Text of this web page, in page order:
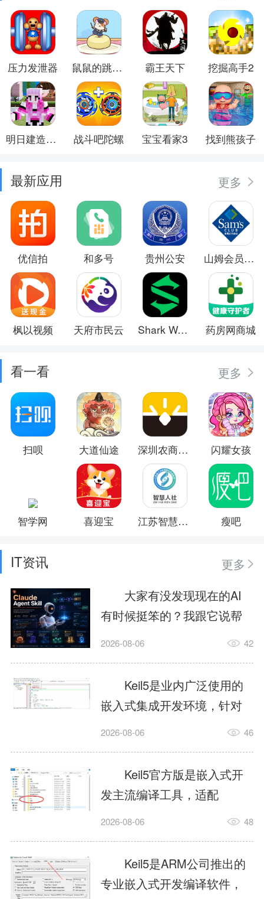
压力发泄器 鼠鼠的跳跃冒险 霸王天下 挖掘高手2
明日建造大师 战斗吧陀螺 宝宝看家3 找到熊孩子
最新应用 更多
优信拍 和多号 贵州公安 山姆会员商店
枫以视频 天府市民云 Shark Wear 药房网商城
看一看 更多
扫呗 大道仙途 深圳农商银行 闪耀女孩
智学网 喜迎宝 江苏智慧人社 瘦吧
IT资讯
更多
大家有没发现现在的AI
有时候挺笨的？我跟它说帮
我订个明天早上的闹钟，它
这样？因为AI，就是个只会
耍嘴皮子的书呆子。它脑子
里有海量知识，但没有真正
激发出来实力。而
AgentSkill，就是给AI大脑装
上的一双机械手，它真的能
解决很多问题。1什么是
AgentSkillSkill指...
2026-08-06 42
Keil5是业内广泛使用的
嵌入式集成开发环境，针对
ARM、51内核单片机提供编
力，代码编译稳定，调试工
具成熟，大量开源项目基于
该平台开发。新项目需要单
独下载对应芯片支持包，新
手配置难度较高，正版商业
授权费用不菲，未授权版本
存在程序容量限制，适合硬
2026-08-06 46
Keil5官方版是嵌入式开
发主流编译工具，适配
STM32、51单片机等多款芯
在线调试、代码仿真，兼容
众多厂商芯片安装包。软件
需要手动添加器件库，初次
2026-08-06 48
Keil5是ARM公司推出的
专业嵌入式开发编译软件，